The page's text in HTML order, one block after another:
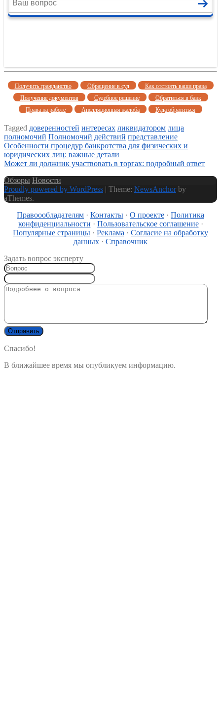
Получить гражданство Обращение в суд
Как отстоять ваши права
Получение документов
Судебное решение
Обратиться в банк
Права на работе
Апелляционная жалоба Куда обратиться
Tagged доверенностей интересах ликвидатором лица
полномочий Полномочий действий представление
Навигация
по
записям
Особенности процедур банкротства для физических и
юридических лиц: важные детали
Может ли должник участвовать в торгах: подробный ответ
Обзоры Новости
Proudly powered by WordPress | Theme: NewsAnchorby
aThemes.
Правоообладателям · Контакты · О проекте · Политика
конфиденциальности · Пользовательское соглашение·
Популярные страницы · Реклама · Согласие на обработку
данных · Справочник
Задать вопрос эксперту
Спасибо!
В ближайшее время мы опубликуем информацию.